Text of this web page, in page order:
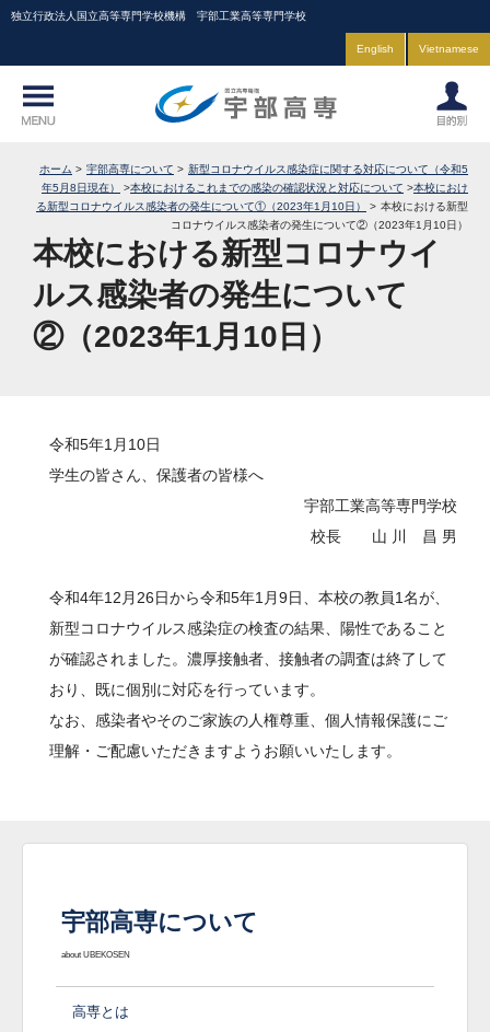
独立行政法人国立高等専門学校機構 宇部工業高等専門学校
English Vietnamese
ホーム 宇部高専について
新型コロナウイルス感染症に関する対応について（令和5
年5月8日現在）
本校におけるこれまでの感染の確認状況と対応について
本校におけ
る新型コロナウイルス感染者の発生について①（2023年1月10日）
本校における新型
コロナウイルス感染者の発生について②（2023年1月10日）
本校における新型コロナウイ
ルス感染者の発生について
②（2023年1月10日）
令和5年1月10日
学生の皆さん、保護者の皆様へ
宇部工業高等専門学校
校長 山 川 昌 男
令和4年12月26日から令和5年1月9日、本校の教員1名が、
新型コロナウイルス感染症の検査の結果、陽性であること
が確認されました。濃厚接触者、接触者の調査は終了して
おり、既に個別に対応を行っています。
なお、感染者やそのご家族の人権尊重、個人情報保護にご
理解・ご配慮いただきますようお願いいたします。
宇部高専について
about UBEKOSEN
高専とは